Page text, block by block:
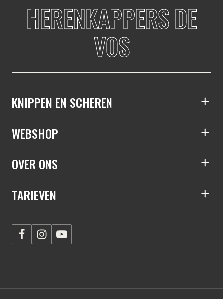
HERENKAPPERS DE
VOS
KNIPPEN EN SCHEREN
WEBSHOP
OVER ONS
TARIEVEN